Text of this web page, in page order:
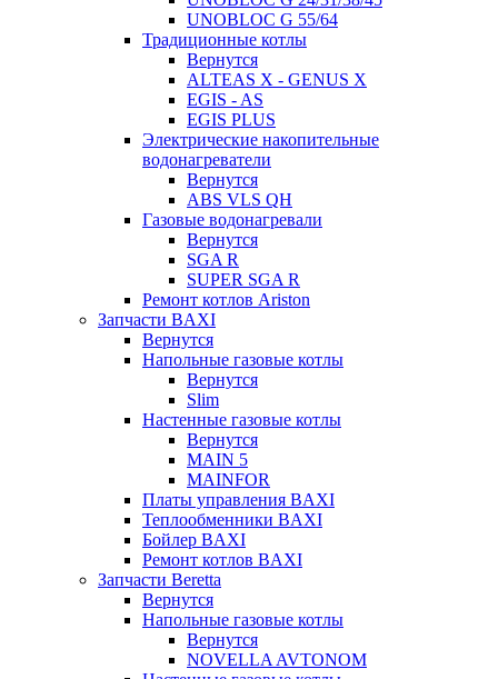
UNOBLOC G 55/64
Традиционные котлы
Вернутся
ALTEAS X - GENUS X
EGIS - AS
EGIS PLUS
Электрические накопительные
водонагреватели
Вернутся
ABS VLS QH
Газовые водонагревали
Вернутся
SGA R
SUPER SGA R
Ремонт котлов Ariston
Запчасти BAXI
Вернутся
Напольные газовые котлы
Вернутся
Slim
Настенные газовые котлы
Вернутся
MAIN 5
MAINFOR
Платы управления BAXI
Теплообменники BAXI
Бойлер BAXI
Ремонт котлов BAXI
Запчасти Beretta
Вернутся
Напольные газовые котлы
Вернутся
NOVELLA AVTONOM